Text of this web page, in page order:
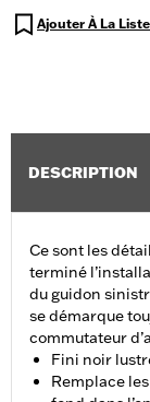
Ajouter À La
DESCRIPTION
Ce sont les
terminé
du guidon
se démarque
commutateur
Fini noir
Remplace